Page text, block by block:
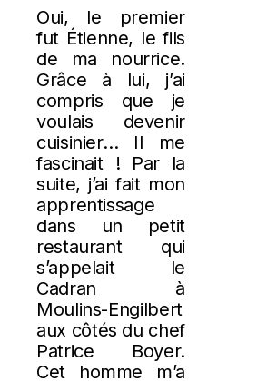
Oui, le premier
fut Étienne, le fils
de ma nourrice.
Grâce à lui, j’ai
compris que je
voulais devenir
cuisinier… Il me
fascinait ! Par la
suite, j’ai fait mon
apprentissage
dans un petit
restaurant qui
s’appelait le
Cadran à
Moulins-Engilbert
aux côtés du chef
Patrice Boyer.
Cet homme m’a